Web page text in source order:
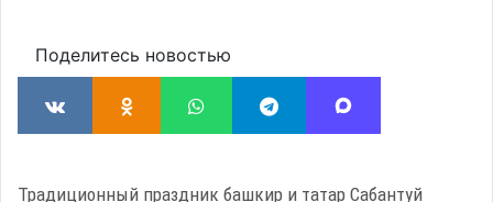
Поделитесь новостью
Традиционный праздник башкир и татар Сабантуй